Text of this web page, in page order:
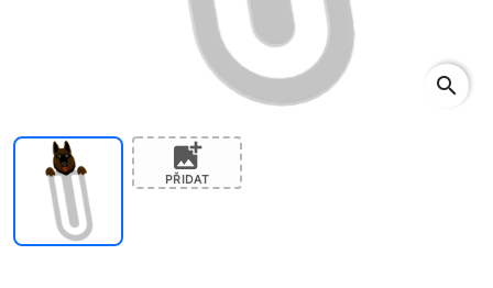
search
add_photo_alternate
PŘIDAT